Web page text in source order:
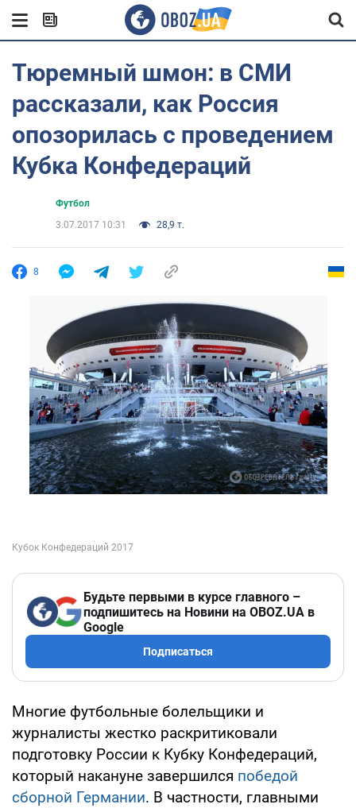
Тюремный шмон: в СМИ
рассказали, как Россия
опозорилась с проведением
Кубка Конфедераций
Футбол
3.07.2017 10:31
28,9 т.
8
Будьте первыми в курсе главного –
подпишитесь на Новини на OBOZ.UA в
Google
Подписаться
Многие футбольные болельщики и
журналисты жестко раскритиковали
подготовку России к Кубку Конфедераций,
который накануне завершился победой
сборной Германии. В частности, главными